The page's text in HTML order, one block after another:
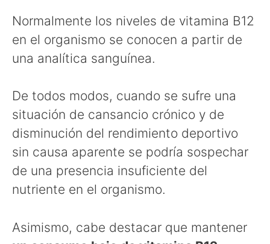
Normalmente los niveles de vitamina B12
en el organismo se conocen a partir de
una analítica sanguínea.
De todos modos, cuando se sufre una
situación de cansancio crónico y de
disminución del rendimiento deportivo
sin causa aparente se podría sospechar
de una presencia insuficiente del
nutriente en el organismo.
Asimismo, cabe destacar que mantener